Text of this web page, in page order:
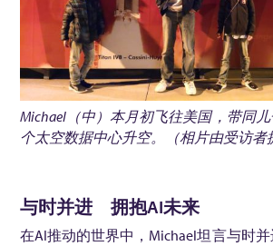
Michael （中）本月初飞往美国，带同
个太空数据中心升空。（相片由受访者
与时并进 拥抱AI未来
在AI推动的世界中，Michael坦言与时